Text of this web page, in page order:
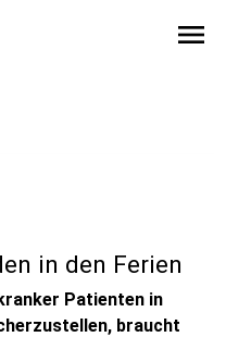
menu
in den Ferien
Patienten in
braucht